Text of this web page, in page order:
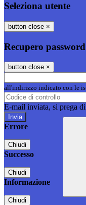
Seleziona utente
button close ×
Recupero password
button close ×
all'indirizzo indicato con le
E-mail inviata, si prega
Errore
Chiudi
Successo
Chiudi
Informazione
Chiudi